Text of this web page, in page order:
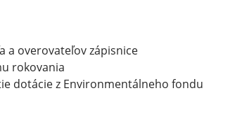
a overovateľov zápisnice
rokovania
dotácie z Environmentálneho fondu